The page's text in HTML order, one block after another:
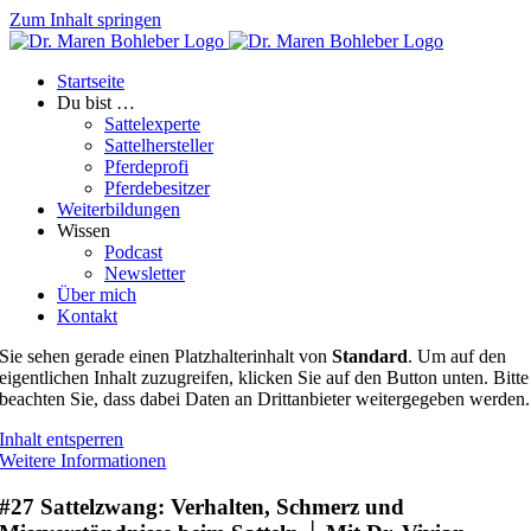
Zum Inhalt springen
Startseite
Du bist …
Sattelexperte
Sattelhersteller
Pferdeprofi
Pferdebesitzer
Weiterbildungen
Wissen
Podcast
Newsletter
Über mich
Kontakt
Sie sehen gerade einen Platzhalterinhalt vonStandard. Um auf den
eigentlichen Inhalt zuzugreifen, klicken Sie auf den Button unten. Bitte
beachten Sie, dass dabei Daten an Drittanbieter weitergegeben werden.
Inhalt entsperren
Weitere Informationen
#27 Sattelzwang: Verhalten, Schmerz und